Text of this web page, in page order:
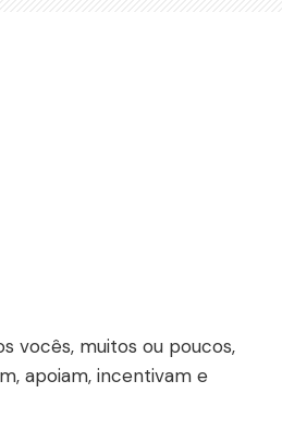
vocês, muitos ou poucos,
apoiam, incentivam e